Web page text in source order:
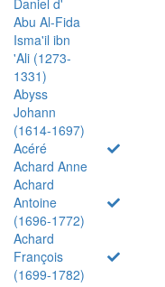
Abu Al-Fida
Isma'il ibn
'Ali (1273-
1331)
Abyss
Johann
(1614-1697)
Acéré
Achard Anne
Achard
Antoine
(1696-1772)
Achard
François
(1699-1782)